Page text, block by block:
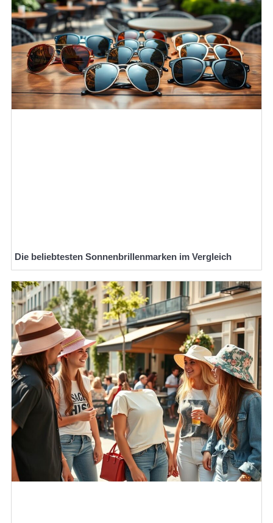
Die beliebtesten Sonnenbrillenmarken im Vergleich